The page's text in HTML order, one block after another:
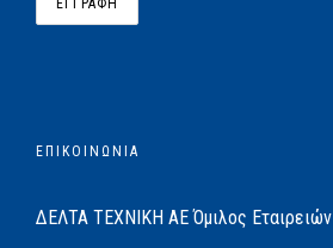
ΕΠΙΚΟΙΝΩΝΙΑ
ΔΕΛΤΑ ΤΕΧΝΙΚΗ ΑΕΌμιλος Εταιρειών